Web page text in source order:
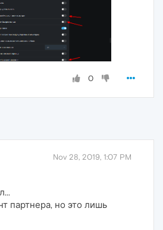
0
Nov 28, 2019, 1:07 PM
партнера, но это лишь